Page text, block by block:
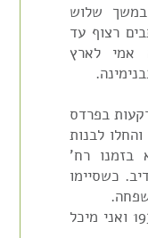
שלוש
רצוף עד
אמי לארץ
בפרדס
לבנות
בזמנו רח'
כשסיימו
אחי איתן ז"ל נולד ב- 1932 ואני מיכל